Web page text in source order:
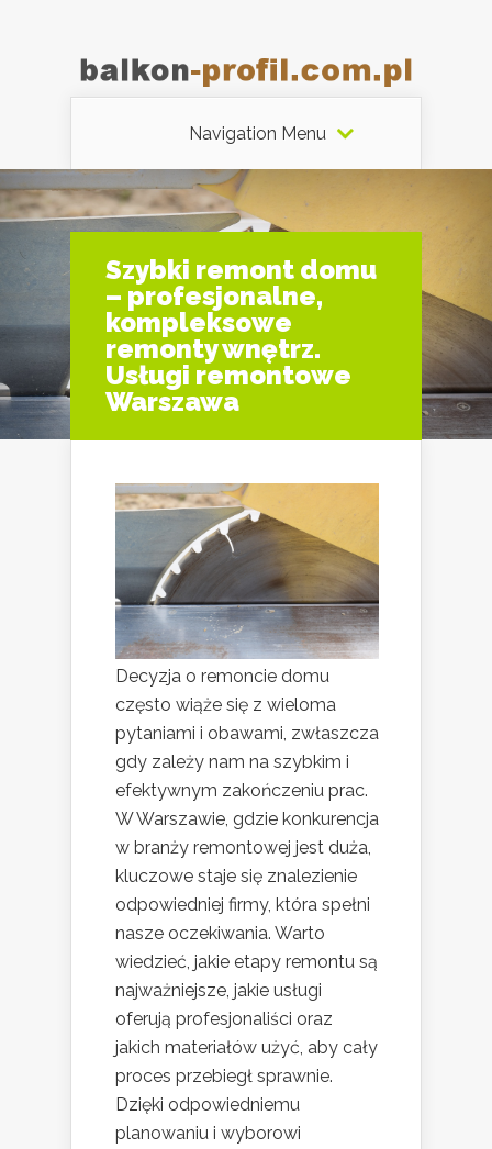
Navigation Menu
Szybki remont domu
– profesjonalne,
kompleksowe
remonty wnętrz.
Usługi remontowe
Warszawa
Decyzja o remoncie domu
często wiąże się z wieloma
pytaniami i obawami, zwłaszcza
gdy zależy nam na szybkim i
efektywnym zakończeniu prac.
W Warszawie, gdzie konkurencja
w branży remontowej jest duża,
kluczowe staje się znalezienie
odpowiedniej firmy, która spełni
nasze oczekiwania. Warto
wiedzieć, jakie etapy remontu są
najważniejsze, jakie usługi
oferują profesjonaliści oraz
jakich materiałów użyć, aby cały
proces przebiegł sprawnie.
Dzięki odpowiedniemu
planowaniu i wyborowi